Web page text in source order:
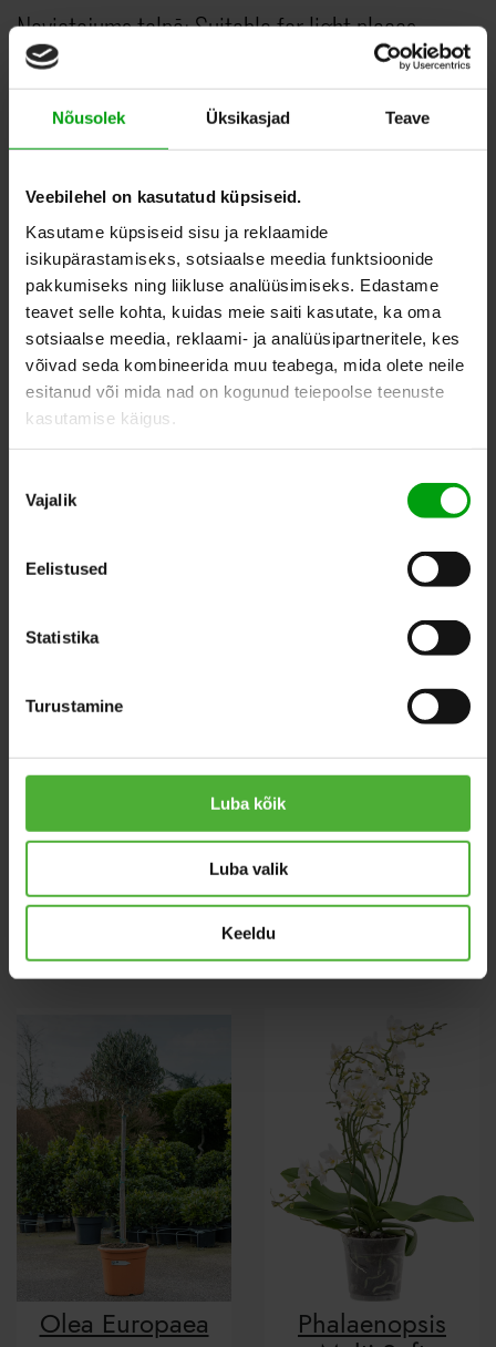
Nõusolek Üksikasjad Teave
Veebilehel on kasutatud küpsiseid.
Kasutame küpsiseid sisu ja reklaamide
isikupärastamiseks, sotsiaalse meedia funktsioonide
pakkumiseks ning liikluse analüüsimiseks. Edastame
teavet selle kohta, kuidas meie saiti kasutate, ka oma
sotsiaalse meedia, reklaami- ja analüüsipartneritele, kes
võivad seda kombineerida muu teabega, mida olete neile
esitanud või mida nad on kogunud teiepoolse teenuste
kasutamise käigus.
valik
Vajalik
Eelistused
Statistika
Turustamine
Luba kõik
Luba valik
Keeldu
Novietojums telpā:Suitable for light places
Veids:Hanging plants
PCS.
30,00–40,00EUR
ADD TO WHISHLIST
SIMILAR PRODUCTS
Tillandsia
Calathea
Olea Europaea
Phalaenopsis